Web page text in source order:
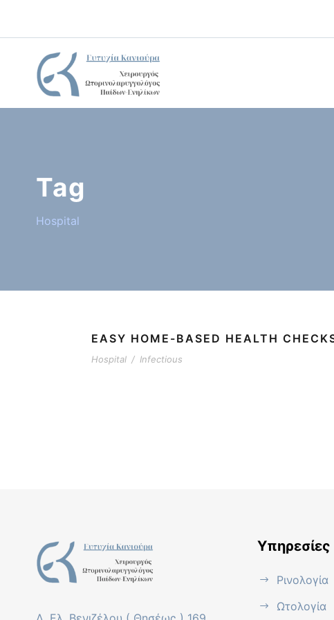
Tag
Hospital
EASY HOME-BASED HEALTH
Hospital / Infectious
Υπηρεσίες
Ρινολογία
Ωτολογία